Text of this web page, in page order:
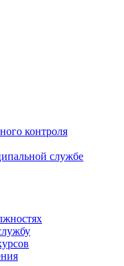
контроля
службе